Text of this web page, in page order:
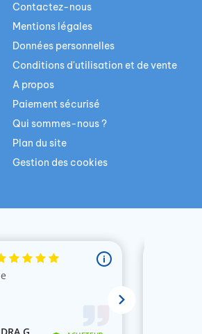
Contactez-nous
Mentions légales
Données personnelles
Conditions d'utilisation et de vente
A propos
Paiement sécurisé
Qui sommes-nous ?
Plan du site
Gestion des cookies